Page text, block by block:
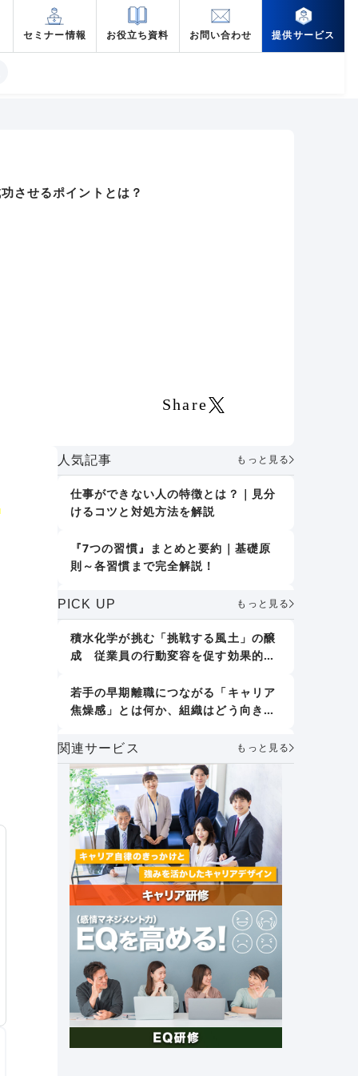
セミナー情報 お役立ち資料 お問い合わせ 提供サービス
させるポイントとは？
Share
人気記事 もっと見る
仕事ができない人の特徴とは？｜見分
けるコツと対処方法を解説
『7つの習慣』まとめと要約｜基礎原
則～各習慣まで完全解説！
誤りを指摘しない｜デール・カーネギ
ー『人を動かす』
人格形成に影響する7つの要素｜「大
紹介
新人教育における効果的な仕事の教え
PICK UP もっと見る
積水化学が挑む「挑戦する風土」の醸
成 従業員の行動変容を促す効果的な
若手の早期離職につながる「キャリア
焦燥感」とは何か、組織はどう向き合
AIメンター×1on1で実現する次世代マ
ネジメント～「個性を活かし合う」組
織づくりの実践～
社員が自ら考え、動く力を育む。人財
マネジメント制度で実現する主体的な
キャリア形成とエンゲージメント向上
｜アフラック・伊藤氏
セルフキャリアドックとは？必要性や
メリット、具体的な導入手順や企業事
例を紹介
社外キャリア相談窓口の必要性と法人
&個人向けキャリア相談サービスを紹
介
これからの時代に 求められる組織の
あり方とは？～「管理統制」から「価
値共創」のマネジメントへ～
創業26年で売上高1兆円達成。未来の
成長を支える女性活躍とその挑戦｜オ
関連サービス もっと見る